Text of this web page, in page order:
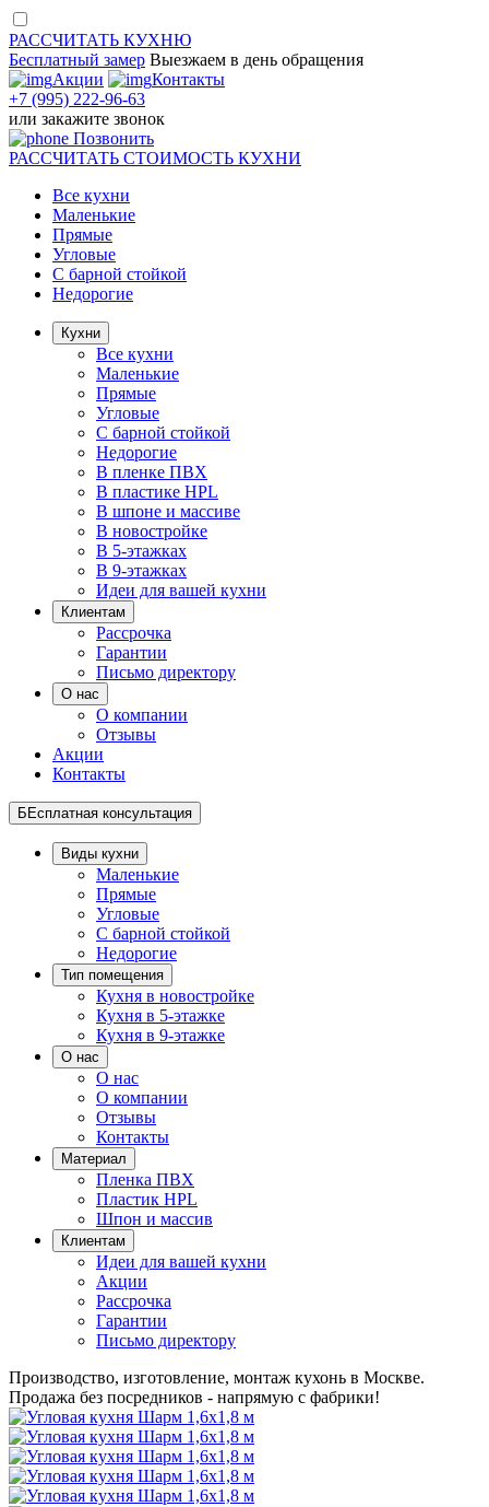
РАССЧИТАТЬ КУХНЮ
Бесплатный замер Выезжаем в день обращения
Акции
Контакты
+7 (995) 222-96-63
или закажите звонок
Позвонить
РАССЧИТАТЬ СТОИМОСТЬ КУХНИ
Все кухни
Маленькие
Прямые
Угловые
С барной стойкой
Недорогие
Кухни
Все кухни
Маленькие
Прямые
Угловые
С барной стойкой
Недорогие
В пленке ПВХ
В пластике HPL
В шпоне и массиве
В новостройке
В 5-этажках
В 9-этажках
Идеи для вашей кухни
Клиентам
Рассрочка
Гарантии
Письмо директору
О нас
О компании
Отзывы
Акции
Контакты
БЕсплатная консультация
Виды кухни
Маленькие
Прямые
Угловые
С барной стойкой
Недорогие
Тип помещения
Кухня в новостройке
Кухня в 5-этажке
Кухня в 9-этажке
О нас
О нас
О компании
Отзывы
Контакты
Материал
Пленка ПВХ
Пластик HPL
Шпон и массив
Клиентам
Идеи для вашей кухни
Акции
Рассрочка
Гарантии
Письмо директору
Производство, изготовление, монтаж кухонь в Москве.
Продажа без посредников - напрямую с фабрики!